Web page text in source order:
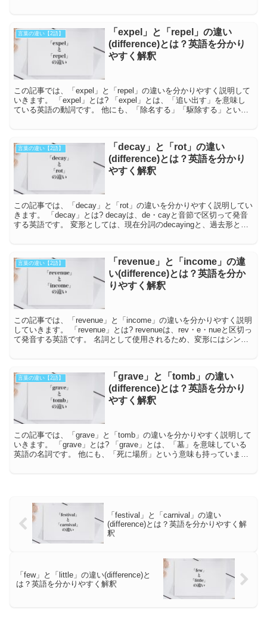
言葉の違い【2語】
「expel」と「repel」の違い
(difference)とは？英語を分かり
やすく解釈
この記事では、「expel」と「repel」の違いを分かりやすく説明して
いきます。 「expel」とは? 「expel」とは、「追い出す」を意味し
ている英語の動詞です。 他にも、「除名する」「駆除する」という
言葉の違い【2語】
「decay」と「rot」の違い
(difference)とは？英語を分かり
やすく解釈
この記事では、「decay」と「rot」の違いを分かりやすく説明してい
きます。 「decay」とは? decayは、de・cayと音節で区切って発音
する英語です。 変形としては、現在分詞のdecayingと、過去形と過
言葉の違い【2語】
「revenue」と「income」の違
い(difference)とは？英語を分か
りやすく解釈
この記事では、「revenue」と「income」の違いを分かりやすく説明
していきます。 「revenue」とは? revenueは、rev・e・nueと区切っ
て発音する英語です。 名詞として使用されるため、変形にはシンプ
言葉の違い【2語】
「grave」と「tomb」の違い
(difference)とは？英語を分かり
やすく解釈
この記事では、「grave」と「tomb」の違いを分かりやすく説明して
いきます。 「grave」とは? 「grave」とは、「墓」を意味している
英語の名詞です。 他にも、「死に場所」という意味も持っていま
「festival」と「carnival」の違い
(difference)とは？英語を分かりやすく解
釈
「few」と「little」の違い(difference)と
は？英語を分かりやすく解釈